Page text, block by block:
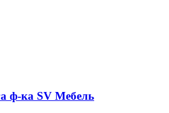
ф-ка SV Мебель